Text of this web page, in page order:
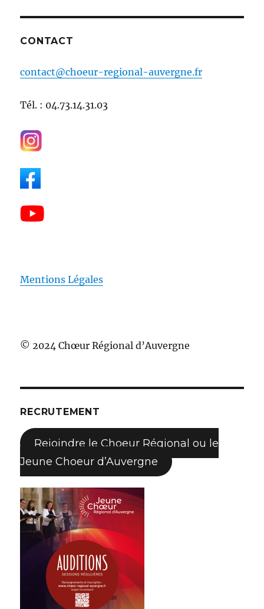
CONTACT
contact@choeur-regional-auvergne.fr
Tél. : 04.73.14.31.03
Mentions Légales
© 2024 Chœur Régional d’Auvergne
RECRUTEMENT
Rejoindre le Choeur Régional ou le
Jeune Choeur d’Auvergne